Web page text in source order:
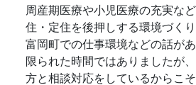
周産期医療や小児医療の充実な
住・定住を後押しする環境づく
富岡町での仕事環境などの話があ
限られた時間ではありましたが
方と相談対応をしているからこ